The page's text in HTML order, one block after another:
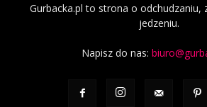
Gurbacka.pl to strona o odchudzaniu,
jedzeniu.
Napisz do nas: